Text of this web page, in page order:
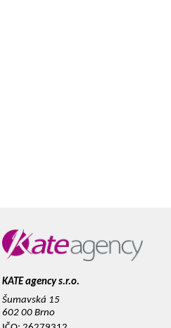
KATE agency s.r.o.
Šumavská 15
602 00 Brno